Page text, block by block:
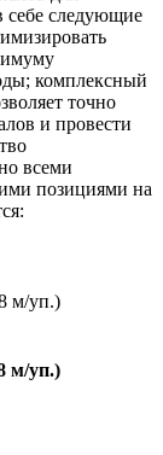
себе следующие
комплексный
точно
и провести
всеми
позициями на
м/уп.)